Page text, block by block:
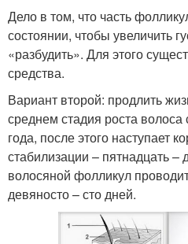
Дело в том, что часть
состоянии, чтобы увеличить
«разбудить». Для этого
средства.
Вариант второй: продлить
среднем стадия роста волоса
года, после этого наступает
стабилизации – пятнадцать –
волосяной фолликул
девяносто – сто дней.